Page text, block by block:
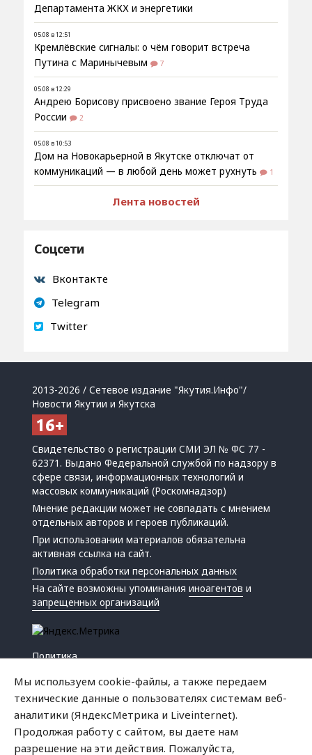
Департамента ЖКХ и энергетики
05.08 в 12:51
Кремлёвские сигналы: о чём говорит встреча
Путина с Маринычевым
7
05.08 в 12:29
Андрею Борисову присвоено звание Героя Труда
России
2
05.08 в 10:53
Дом на Новокарьерной в Якутске отключат от
коммуникаций — в любой день может рухнуть
1
Лента новостей
Соцсети
Вконтакте
Telegram
Twitter
2013-2026 / Сетевое издание "Якутия.Инфо"/
Новости Якутии и Якутска
Свидетельство о регистрации СМИ ЭЛ № ФС 77 -
62371. Выдано Федеральной службой по надзору в
сфере связи, информационных технологий и
массовых коммуникаций (Роскомнадзор)
Мнение редакции может не совпадать с мнением
отдельных авторов и героев публикаций.
При использовании материалов обязательна
активная ссылка на сайт.
Политика обработки персональных данных
На сайте возможны упоминанияиноагентов и
запрещенных организаций
Политика
Мы используем cookie-файлы, а также передаем
технические данные о пользователях системам веб-
аналитики (ЯндексМетрика и Liveinternet).
Продолжая работу с сайтом, вы даете нам
разрешение на эти действия. Пожалуйста,